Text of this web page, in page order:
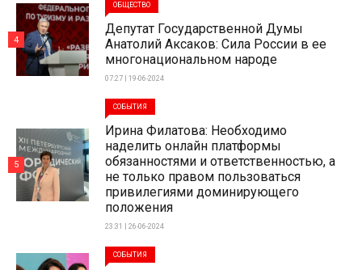
ОБЩЕСТВО
Депутат Государственной Думы
Анатолий Аксаков: Сила России в ее
многонациональном народе
07:27 | 19-06-2024
4
СОБЫТИЯ
Ирина Филатова: Необходимо
наделить онлайн платформы
обязанностями и ответственностью, а
не только правом пользоваться
привилегиями доминирующего
положения
23:31 | 26-06-2024
5
СОБЫТИЯ